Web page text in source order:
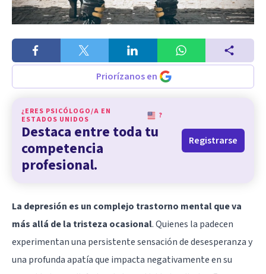
Priorízanos en
¿ERES PSICÓLOGO/A EN
ESTADOS UNIDOS
?
Destaca entre toda tu
competencia
profesional.
Registrarse
La depresión es un complejo trastorno mental que va
más allá de la tristeza ocasional. Quienes la padecen
experimentan una persistente sensación de desesperanza y
una profunda apatía que impacta negativamente en su